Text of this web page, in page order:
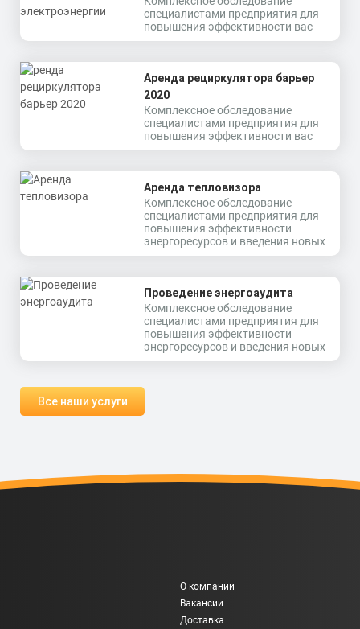
специалистами предприятия для
повышения эффективности вас
Аренда рециркулятора барьер
2020
Комплексное обследование
специалистами предприятия для
повышения эффективности вас
Аренда тепловизора
Комплексное обследование
специалистами предприятия для
повышения эффективности
энергоресурсов и введения новых
Проведение энергоаудита
Комплексное обследование
специалистами предприятия для
повышения эффективности
энергоресурсов и введения новых
Все наши услуги
О компании
Вакансии
Доставка